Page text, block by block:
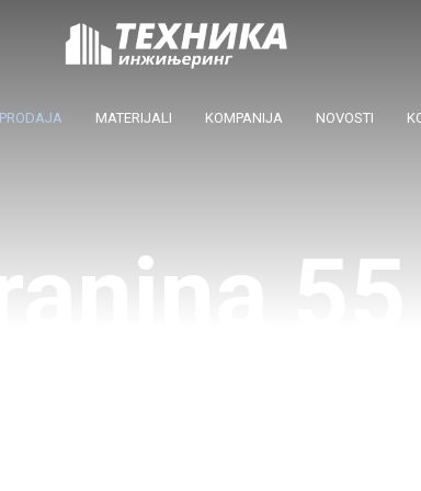
55
PRODAJA MATERIJALI KOMPANIJA NOVOSTI